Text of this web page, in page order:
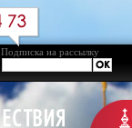
Подписка на рассылку